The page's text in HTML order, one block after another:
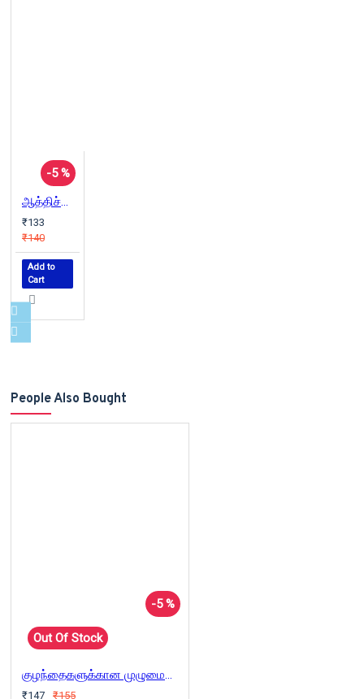
-5 %
ஆத்திச்சூடி: பன்முக பண்பாட்டுப் பார்வையில் ஓர் அறிமுகம்
₹133
₹140
Add to
Cart
People Also Bought
-5 %
Out Of Stock
குழந்தைகளுக்கான முழுமையான பஞ்சதந்திரக் கதைகள்
₹147 ₹155